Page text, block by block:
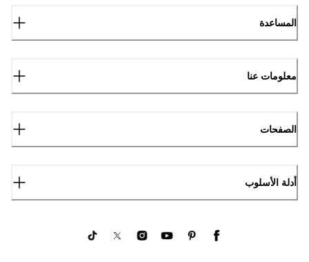
المساعدة
معلومات عنا
الصفحات
أدلة الأسلوب